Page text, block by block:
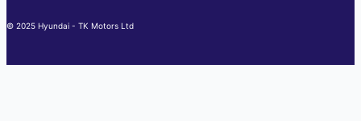
© 2025 Hyundai - TK Motors Ltd